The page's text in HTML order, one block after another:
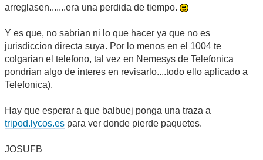
arreglasen.......era una perdida de tiempo.
Y es que, no sabrian ni lo que hacer ya que no es
jurisdiccion directa suya. Por lo menos en el 1004 te
colgarian el telefono, tal vez en Nemesys de Telefonica
pondrian algo de interes en revisarlo....todo ello aplicado a
Telefonica).
Hay que esperar a que balbuej ponga una traza a
tripod.lycos.es para ver donde pierde paquetes.
JOSUFB